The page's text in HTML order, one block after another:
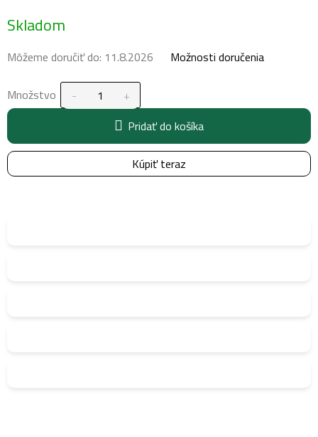
cena:
Skladom
Môžeme doručiť do: 11.8.2026 Možnosti doručenia
Množstvo
Pridať do košíka
Kúpiť teraz